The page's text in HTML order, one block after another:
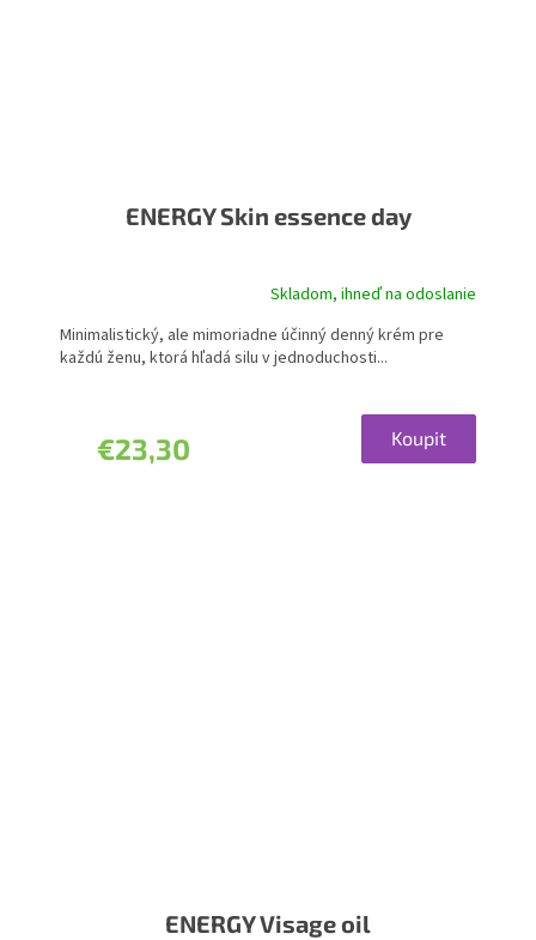
ENERGY Skin essence day
Skladom, ihneď na odoslanie
€23,30 Koupit
Minimalistický, ale mimoriadne účinný denný krém pre
každú ženu, ktorá hľadá silu v jednoduchosti...
ENERGY Visage oil